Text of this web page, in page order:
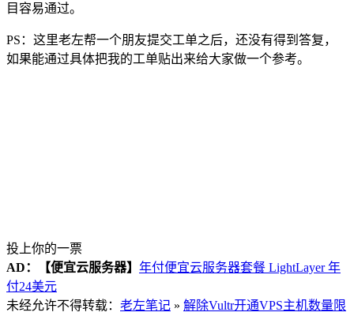
目容易通过。
PS：这里老左帮一个朋友提交工单之后，还没有得到答复，
如果能通过具体把我的工单贴出来给大家做一个参考。
投上你的一票
AD：
【便宜云服务器】 年付便宜云服务器套餐 LightLayer 年
付24美元
未经允许不得转载： 老左笔记 » 解除Vultr开通VPS主机数量限